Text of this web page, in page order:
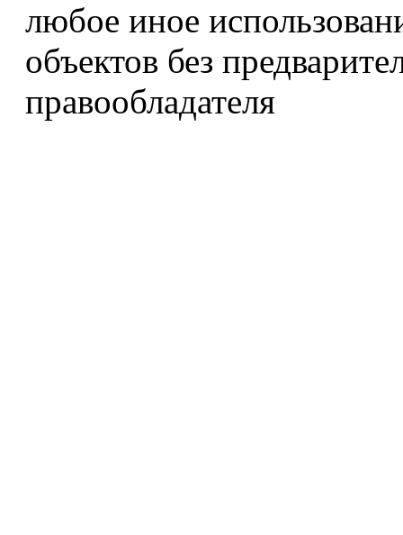
любое иное
объектов без
правообладателя